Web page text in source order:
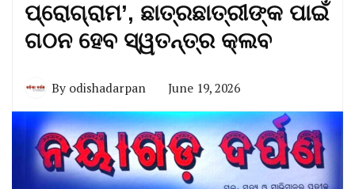
ପ୍ରୋଗ୍ରାମ’, ଛାତ୍ରଛାତ୍ରୀଙ୍କ ପାଇଁ
ଗଠନ ହେବ ସ୍ୱତନ୍ତ୍ର କ୍ଲବ
By odishadarpan June 19, 2026